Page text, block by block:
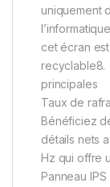
uniquement
cet écran
recyclable8.
principales
Taux de
Bénéficiez
détails nets
Hz qui offre
Panneau IPS